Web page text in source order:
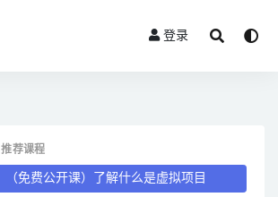
登录
推荐课程
（免费公开课）了解什么是虚拟项目